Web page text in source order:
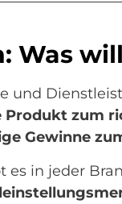
Was
und
Produkt zum
Gewinne
in jeder